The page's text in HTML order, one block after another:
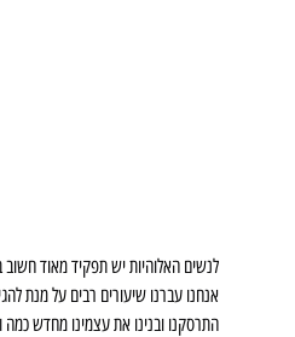
לנשים האלוהיות יש תפקיד מאוד חשוב
אנחנו עברנו שיעורים רבים על מנת
התרסקנו ובנינו את עצמינו מחדש